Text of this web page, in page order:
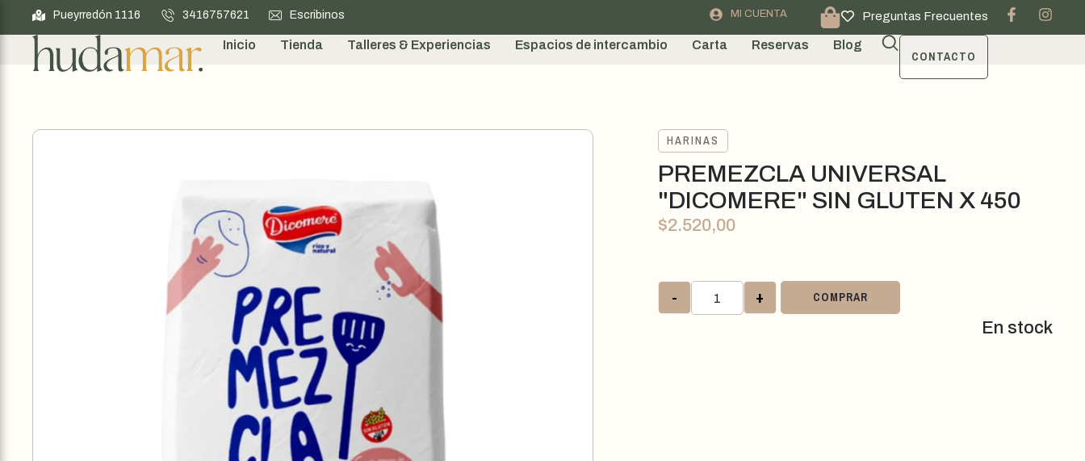
Pueyrredón 1116 3416757621 Escribinos MI CUENTA Preguntas Frecuentes
Inicio Tienda Talleres & Experiencias Espacios de intercambio Carta Reservas Blog
CONTACTO
HARINAS
PREMEZCLA UNIVERSAL
"DICOMERE" SIN GLUTEN X 450
$2.520,00
- + COMPRAR
En stock